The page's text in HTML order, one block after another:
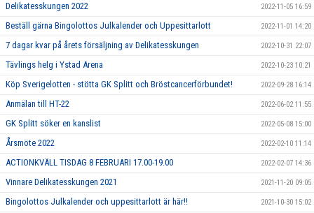
Delikatesskungen 2022 2022-11-05 16:59
Beställ gärna Bingolottos Julkalender och Uppesittarlott 2022-11-01 14:20
7 dagar kvar på årets försäljning av Delikatesskungen 2022-10-31 22:07
Tävlings helg i Ystad Arena 2022-10-23 10:21
Köp Sverigelotten - stötta GK Splitt och Bröstcancerförbundet! 2022-09-28 16:14
Anmälan till HT-22 2022-06-02 11:55
GK Splitt söker en kanslist 2022-05-08 15:00
Årsmöte 2022 2022-02-10 11:14
ACTIONKVÄLL TISDAG 8 FEBRUARI 17.00-19.00 2022-02-07 14:36
Vinnare Delikatesskungen 2021 2021-11-20 09:05
Bingolottos Julkalender och uppesittarlott är här!! 2021-10-30 15:02